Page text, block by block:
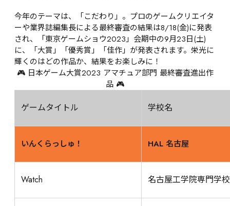
今年のテーマは、「こだわり」。プロのゲームクリエイタ
ーや業界誌編集長による最終審査の結果は8/18(金)に発表
され、「東京ゲームショウ2023」会期中の9月23日(土)
に、「大賞」「優秀賞」「佳作」が発表されます。栄光に
輝くのはどの作品か、結果をお楽しみに！
🎮 日本ゲーム大賞2023 アマチュア部門 最終審査進出作
品 🎮
ゲームタイトル 学校名
いんくらっしゅ！ HAL 名古屋
Watch 名古屋工学院専門学校